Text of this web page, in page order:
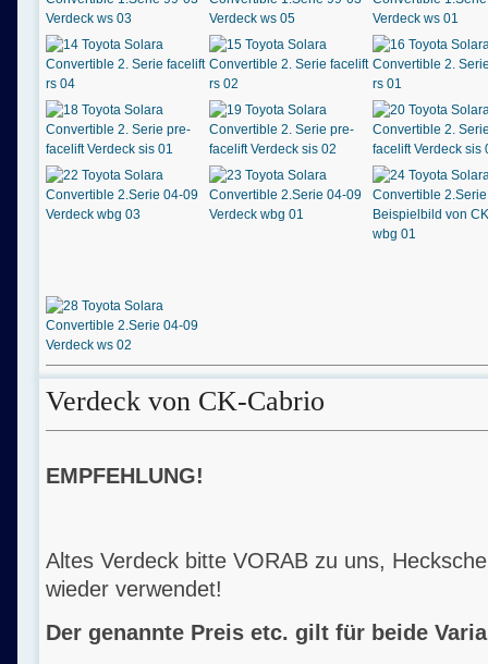
Verdeck von CK-Cabrio
EMPFEHLUNG!
Altes Verdeck bitte VORAB zu uns,
wieder verwendet!
Der genannte Preis etc. gilt für beide